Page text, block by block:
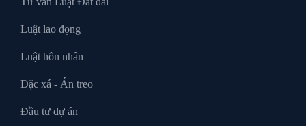
Luật lao đọng
Luật hôn nhân
Đặc xá - Án treo
Đầu tư dự án